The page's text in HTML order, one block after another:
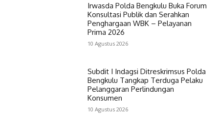
Irwasda Polda Bengkulu Buka Forum
Konsultasi Publik dan Serahkan
Penghargaan WBK – Pelayanan
Prima 2026
10 Agustus 2026
Subdit I Indagsi Ditreskrimsus Polda
Bengkulu Tangkap Terduga Pelaku
Pelanggaran Perlindungan
Konsumen
10 Agustus 2026